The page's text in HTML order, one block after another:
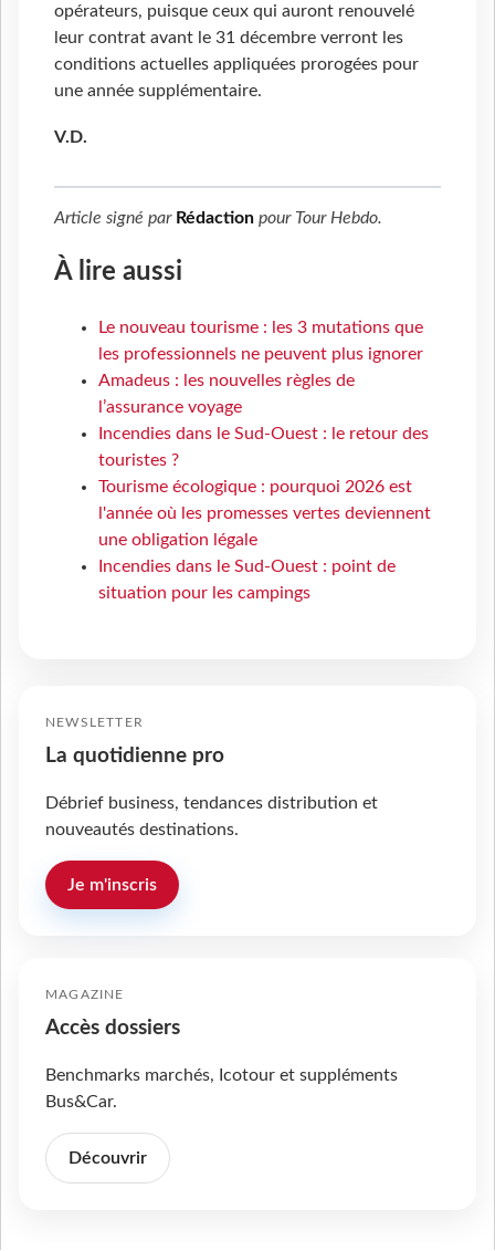
opérateurs, puisque ceux qui auront renouvelé
leur contrat avant le 31 décembre verront les
conditions actuelles appliquées prorogées pour
une année supplémentaire.
V.D.
Article signé par Rédaction pour Tour Hebdo.
À lire aussi
Le nouveau tourisme : les 3 mutations que
les professionnels ne peuvent plus ignorer
Amadeus : les nouvelles règles de
l’assurance voyage
Incendies dans le Sud-Ouest : le retour des
touristes ?
Tourisme écologique : pourquoi 2026 est
l'année où les promesses vertes deviennent
une obligation légale
Incendies dans le Sud-Ouest : point de
situation pour les campings
NEWSLETTER
La quotidienne pro
Débrief business, tendances distribution et
nouveautés destinations.
Je m'inscris
MAGAZINE
Accès dossiers
Benchmarks marchés, Icotour et suppléments
Bus&Car.
Découvrir